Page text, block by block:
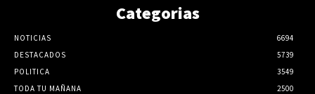
Categorias
NOTICIAS
6694
DESTACADOS
5739
POLITICA
3549
TODA TU MAÑANA
2500